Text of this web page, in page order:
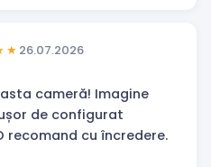
26.07.2026
cameră! Imagine
de configurat
recomand cu încredere.